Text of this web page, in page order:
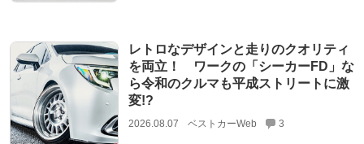
レトロなデザインと走りのクオリティ
を両立！ ワークの「シーカーFD」な
ら令和のクルマも平成ストリートに激
変!?
2026.08.07 ベストカーWeb 3